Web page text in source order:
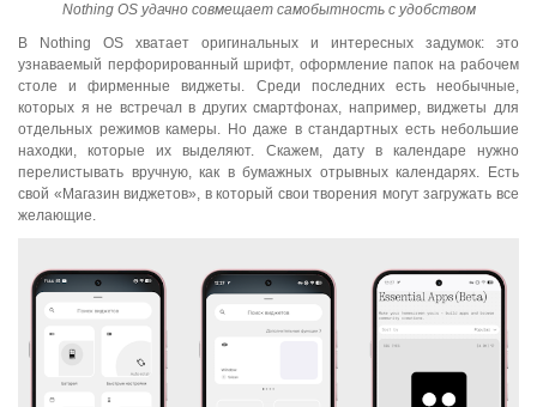
Nothing OS удачно совмещает самобытность с удобством
В Nothing OS хватает оригинальных и интересных задумок: это
узнаваемый перфорированный шрифт, оформление папок на рабочем
столе и фирменные виджеты. Среди последних есть необычные,
которых я не встречал в других смартфонах, например, виджеты для
отдельных режимов камеры. Но даже в стандартных есть небольшие
находки, которые их выделяют. Скажем, дату в календаре нужно
перелистывать вручную, как в бумажных отрывных календарях. Есть
свой «Магазин виджетов», в который свои творения могут загружать все
желающие.